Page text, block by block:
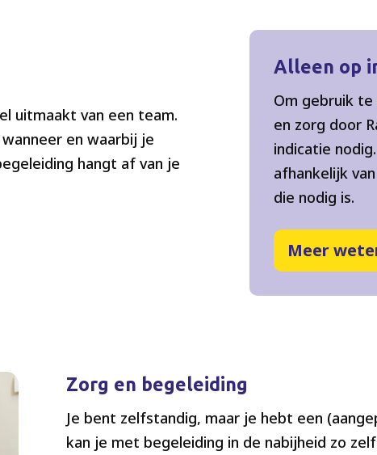
uitmaakt van een team.
en waarbij je
hangt af van je
Alleen op
Om gebruik te
en zorg door
indicatie
afhankelijk
die nodig is.
Meer
Zorg en begeleiding
Je bent zelfstandig, maar je hebt een
kan je met begeleiding in de nabijheid zo